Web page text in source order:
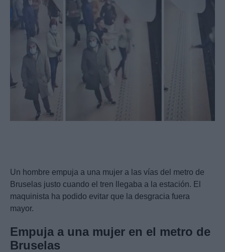
Un hombre empuja a una mujer a las vías del metro de
Bruselas justo cuando el tren llegaba a la estación. El
maquinista ha podido evitar que la desgracia fuera
mayor.
Empuja a una mujer en el metro de
Bruselas